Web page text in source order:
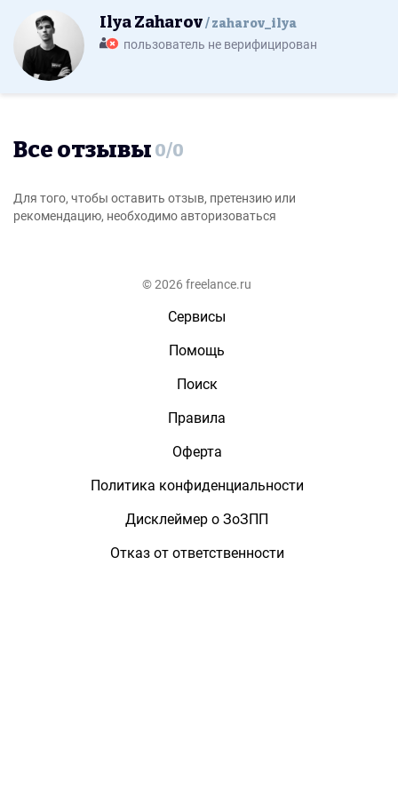
Ilya Zaharov zaharov_ilya
пользователь не верифицирован
Все отзывы 0/0
Для того, чтобы оставить отзыв, претензию или
рекомендацию, необходимо авторизоваться
© 2026 freelance.ru
Сервисы
Помощь
Поиск
Правила
Оферта
Политика конфиденциальности
Дисклеймер о ЗоЗПП
Отказ от ответственности